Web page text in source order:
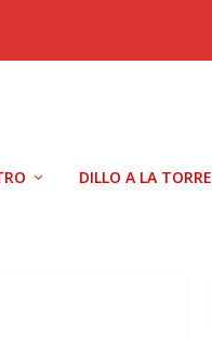
DILLO A LA TORRE